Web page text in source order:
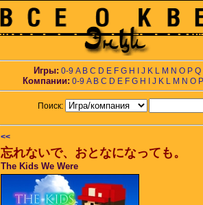
Игры: 0-9 A B C D E F G H J K L M N O P Q
Компании: 0-9 A B C D E F G H J K L M N O P
Поиск:
<<
忘れないで、おとなになっても。
The Kids We Were